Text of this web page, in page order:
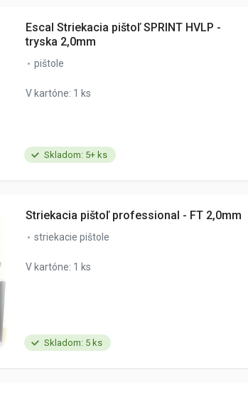
Skladom: 5+ ks
Escal Striekacia pištoľ SPRINT HVLP -
tryska 2,0mm
pištole
V kartóne: 1 ks
Skladom: 5 ks
Striekacia pištoľ professional - FT 2,0mm
striekacie pištole
V kartóne: 1 ks